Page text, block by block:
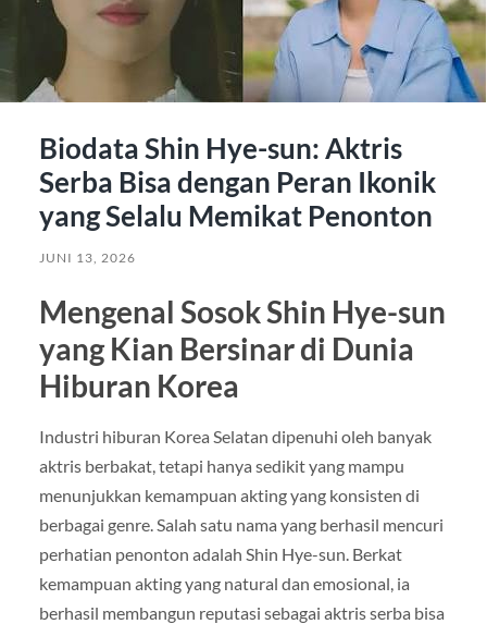
Biodata Shin Hye-sun: Aktris
Serba Bisa dengan Peran Ikonik
yang Selalu Memikat Penonton
JUNI 13, 2026
Mengenal Sosok Shin Hye-sun
yang Kian Bersinar di Dunia
Hiburan Korea
Industri hiburan Korea Selatan dipenuhi oleh banyak
aktris berbakat, tetapi hanya sedikit yang mampu
menunjukkan kemampuan akting yang konsisten di
berbagai genre. Salah satu nama yang berhasil mencuri
perhatian penonton adalah Shin Hye-sun . Berkat
kemampuan akting yang natural dan emosional, ia
berhasil membangun reputasi sebagai aktris serba bisa